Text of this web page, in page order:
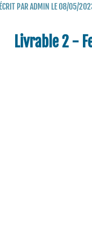
ÉCRIT PARADMIN LE08/05/
Livrable 2 -